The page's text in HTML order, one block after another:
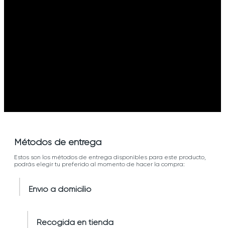
Métodos de entrega
Estos son los métodos de entrega disponibles para este producto,
podrás elegir tu preferido al momento de hacer la compra:
Envío a domicilio
Recogida en tienda